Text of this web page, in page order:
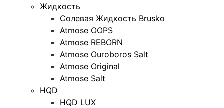
Жидкость
Солевая Жидкость Brusko
Atmose OOPS
Atmose REBORN
Atmose Ouroboros Salt
Atmose Original
Atmose Salt
HQD
HQD LUX